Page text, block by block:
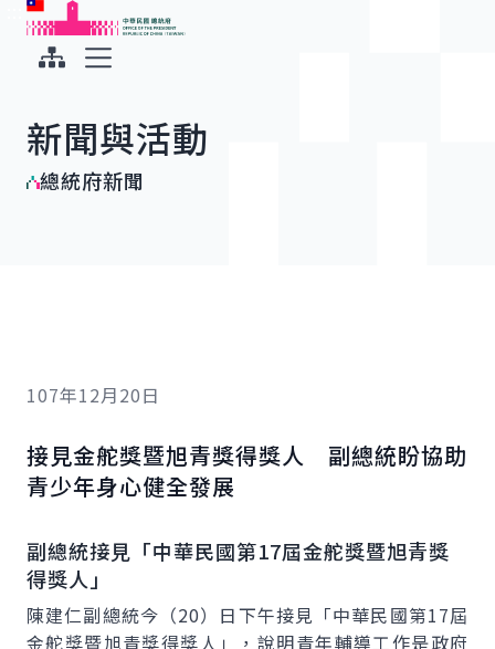
跳到主要內容
中華民國總統府
新聞與活動
總統府新聞
107年12月20日
接見金舵獎暨旭青獎得獎人 副總統盼協助
青少年身心健全發展
副總統接見「中華民國第17屆金舵獎暨旭青獎
得獎人」
陳建仁副總統今（20）日下午接見「中華民國第17屆
金舵獎暨旭青獎得獎人」，說明青年輔導工作是政府